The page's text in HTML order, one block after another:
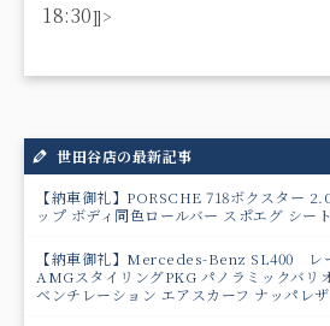
18:30]]>
世田谷店の最新記事
【納車御礼】PORSCHE 718ボクスター
ップ ボディ同色ロールバー スポエグ シー
【納車御礼】Mercedes-Benz SL400 レ
AMGスタイリングPKG パノラミックバリ
ベンチレーション エアスカーフ ナッパレ